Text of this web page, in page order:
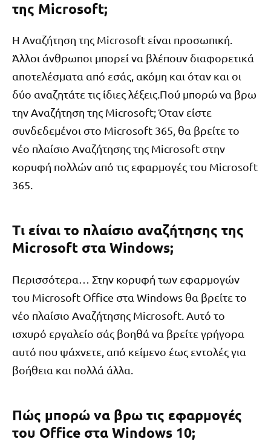
της Microsoft;
Η Αναζήτηση της Microsoft είναι προσωπική.
Άλλοι άνθρωποι μπορεί να βλέπουν διαφορετικά
αποτελέσματα από εσάς, ακόμη και όταν και οι
δύο αναζητάτε τις ίδιες λέξεις.Πού μπορώ να βρω
την Αναζήτηση της Microsoft; Όταν είστε
συνδεδεμένοι στο Microsoft 365, θα βρείτε το
νέο πλαίσιο Αναζήτησης της Microsoft στην
κορυφή πολλών από τις εφαρμογές του Microsoft
365.
Τι είναι το πλαίσιο αναζήτησης της
Microsoft στα Windows;
Περισσότερα… Στην κορυφή των εφαρμογών
του Microsoft Office στα Windows θα βρείτε το
νέο πλαίσιο Αναζήτησης Microsoft. Αυτό το
ισχυρό εργαλείο σάς βοηθά να βρείτε γρήγορα
αυτό που ψάχνετε, από κείμενο έως εντολές για
βοήθεια και πολλά άλλα.
Πώς μπορώ να βρω τις εφαρμογές
του Office στα Windows 10;